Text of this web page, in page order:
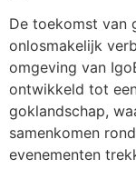
De toekomst van
onlosmakelijk
omgeving van
ontwikkeld tot
goklandschap,
samenkomen
evenementen